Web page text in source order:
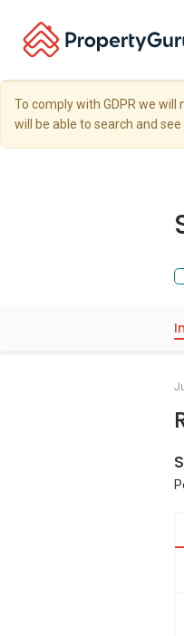
To comply with GDPR we
will be able to search and